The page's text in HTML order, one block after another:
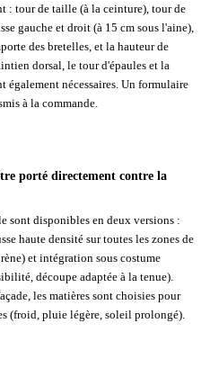
: tour de taille (à la ceinture), tour de
gauche et droit (à 15 cm sous l'aine),
des bretelles, et la hauteur de
dorsal, le tour d'épaules et la
également nécessaires. Un formulaire
à la commande.
porté directement contre la
sont disponibles en deux versions :
haute densité sur toutes les zones de
et intégration sous costume
découpe adaptée à la tenue).
les matières sont choisies pour
(froid, pluie légère, soleil prolongé).